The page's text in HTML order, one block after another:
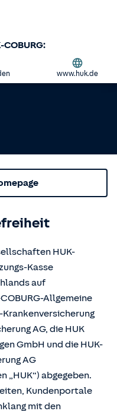
www.huk.de
HUK-
Kasse
auf
Allgemeine
Krankenversicherung
AG, die HUK
GmbH und die HUK-
AG
„HUK“) abgegeben.
Kundenportale
mit den